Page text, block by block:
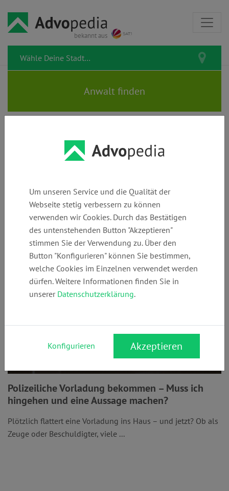
bekannt aus
Rechtstipps zum Thema
Vorladung
Polizeiliche Vorladung bekommen – Muss ich
hingehen und eine Aussage machen?
Plötzlich flattert eine Vorladung ins Haus – und jetzt? Ob als
Zeuge oder Beschuldigter, viele ...
Um unseren Service und die Qualität der
Webseite stetig verbessern zu können
verwenden wir Cookies. Durch das Bestätigen
des untenstehenden Button "Akzeptieren"
stimmen Sie der Verwendung zu. Über den
Button "Konfigurieren" können Sie bestimmen,
welche Cookies im Einzelnen verwendet werden
dürfen. Weitere Informationen finden Sie in
unserer Datenschutzerklärung.
Konfigurieren Akzeptieren